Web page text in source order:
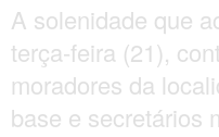
A solenidade que
terça-feira (21),
moradores da
base e secretários